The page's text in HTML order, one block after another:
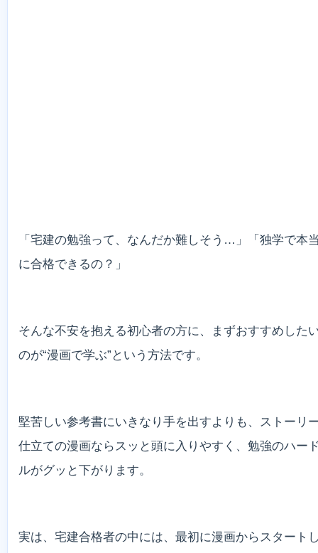
「宅建の勉強って、なんだか難しそう…」「独学で本
に合格できるの？」
そんな不安を抱える初心者の方に、まずおすすめした
のが“漫画で学ぶ”という方法です。
堅苦しい参考書にいきなり手を出すよりも、ストーリ
仕立ての漫画ならスッと頭に入りやすく、勉強のハー
ルがグッと下がります。
実は、宅建合格者の中には、最初に漫画からスタート